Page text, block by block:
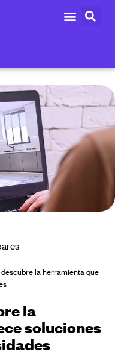
descubre la herramienta que
la
soluciones